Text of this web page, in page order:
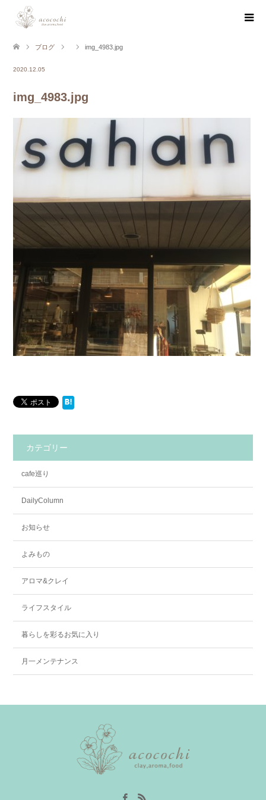
ブログ img_4983.jpg
2020.12.05
img_4983.jpg
カテゴリー
cafe巡り
DailyColumn
お知らせ
よみもの
アロマ&クレイ
ライフスタイル
暮らしを彩るお気に入り
月一メンテナンス